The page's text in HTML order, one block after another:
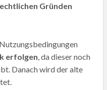
Gründen
erfolgen, da dieser noch
Danach wird der alte